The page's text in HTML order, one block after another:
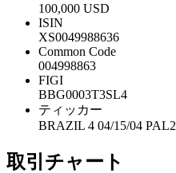
100,000 USD
ISIN
XS0049988636
Common Code
004998863
FIGI
BBG0003T3SL4
ティッカー
BRAZIL 4 04/15/04 PAL2
取引チャート